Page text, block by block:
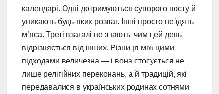
календарі. Одні дотримуються суворого посту й
уникають будь-яких розваг. Інші просто не їдять
м’яса. Треті взагалі не знають, чим цей день
відрізняється від інших. Різниця між цими
підходами величезна — і вона стосується не
лише релігійних переконань, а й традицій, які
передавалися в українських родинах сотнями